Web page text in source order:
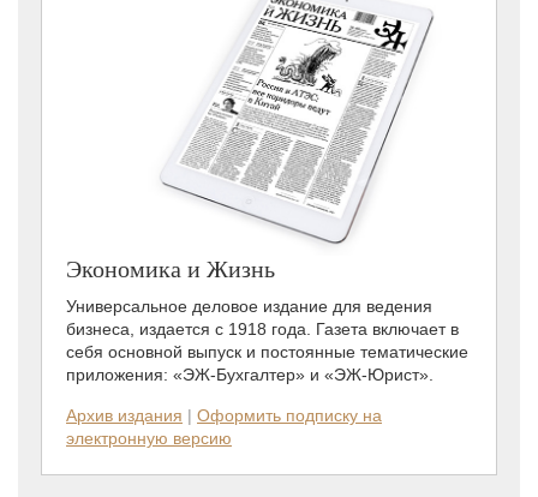
Экономика и Жизнь
Универсальное деловое издание для ведения
бизнеса, издается с 1918 года. Газета включает в
себя основной выпуск и постоянные тематические
приложения: «ЭЖ-Бухгалтер» и «ЭЖ-Юрист».
Архив издания | Оформить подписку на
электронную версию